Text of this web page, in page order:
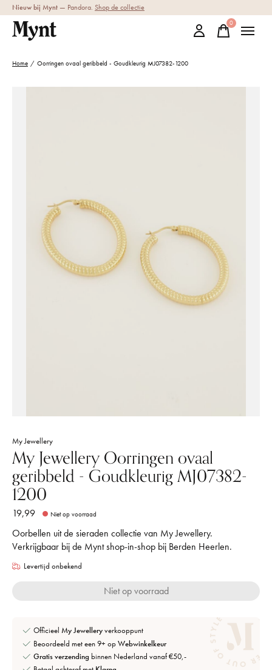
Nieuw bij Mynt — Pandora. Shop de collectie
0items
Home / Oorringen ovaal geribbeld - Goudkleurig MJ07382-1200
My Jewellery
My Jewellery Oorringen ovaal
geribbeld - Goudkleurig MJ07382-
1200
19,99 Niet op voorraad
Oorbellen uit de sieraden collectie van My Jewellery.
Verkrijgbaar bij de Mynt shop-in-shop bij Berden Heerlen.
Levertijd onbekend
Niet op voorraad
Officieel My Jewelleryverkooppunt
Beoordeeld met een 9+ opWebwinkelkeur
Gratis verzending binnen Nederland vanaf €50,-